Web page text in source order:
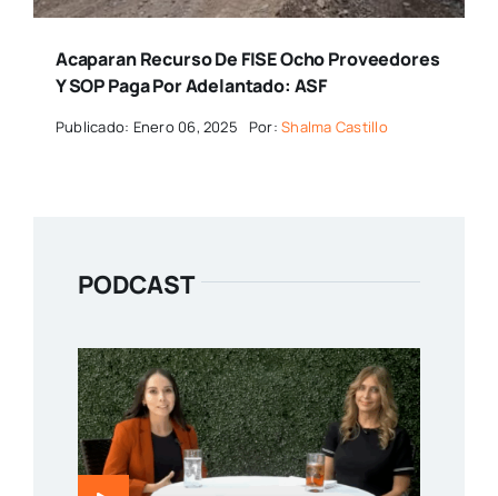
Acaparan Recurso De FISE Ocho Proveedores
Y SOP Paga Por Adelantado: ASF
Publicado: Enero 06, 2025 Por:Shalma Castillo
PODCAST